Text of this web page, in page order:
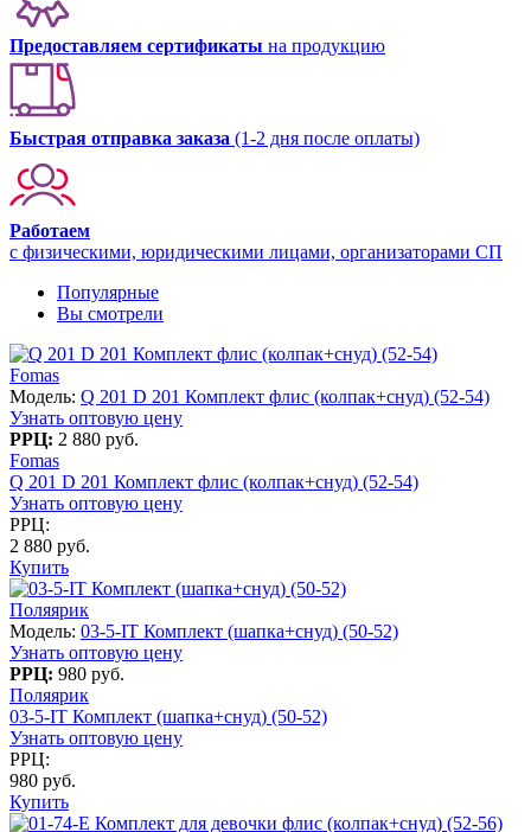
Предоставляем сертификаты на продукцию
Быстрая отправка заказа (1-2 дня после оплаты)
Работаем
с физическими, юридическими лицами, организаторами СП
Популярные
Вы смотрели
Fomas
Модель: Q 201 D 201 Комплект флис (колпак+снуд) (52-54)
Узнать оптовую цену
РРЦ: 2 880 руб.
Fomas
Q 201 D 201 Комплект флис (колпак+снуд) (52-54)
Узнать оптовую цену
РРЦ:
2 880 руб.
Купить
Поляярик
Модель: 03-5-IT Комплект (шапка+снуд) (50-52)
Узнать оптовую цену
РРЦ: 980 руб.
Поляярик
03-5-IT Комплект (шапка+снуд) (50-52)
Узнать оптовую цену
РРЦ:
980 руб.
Купить